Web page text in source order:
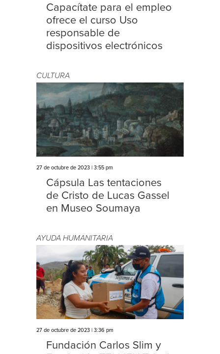
Capacítate para el empleo
ofrece el curso Uso
responsable de
dispositivos electrónicos
CULTURA
27 de octubre de 2023 | 3:55 pm
Cápsula Las tentaciones
de Cristo de Lucas Gassel
en Museo Soumaya
AYUDA HUMANITARIA
27 de octubre de 2023 | 3:36 pm
Fundación Carlos Slim y